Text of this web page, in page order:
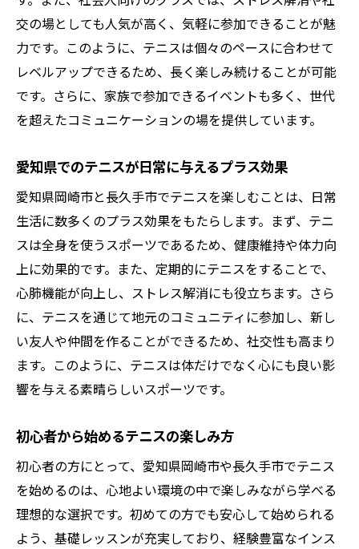
交の場としても人気が高く、気軽に参加できることが魅
力です。このように、テニスは個々のペースに合わせて
レベルアップできるため、長く楽しみ続けることが可能
です。さらに、家族で参加できるイベントも多く、世代
を超えたコミュニケーションの場を提供しています。
愛知県でのテニスが日常に与えるプラス効果
愛知県岡崎市と長久手市でテニスを楽しむことは、日常
生活に数多くのプラス効果をもたらします。まず、テニ
スは全身を使うスポーツであるため、健康維持や体力向
上に効果的です。また、定期的にテニスをすることで、
心肺機能が向上し、ストレス解消にも役立ちます。さら
に、テニスを通じて地元のコミュニティに参加し、新し
い友人や仲間を作ることができるため、社交性も高まり
ます。このように、テニスは体だけでなく心にも良い影
響を与える素晴らしいスポーツです。
初心者から始めるテニスの楽しみ方
初心者の方にとって、愛知県岡崎市や長久手市でテニス
を始めるのは、心地よい環境の中で楽しみながら学べる
理想的な選択です。初めての方でも安心して始められる
よう、基礎レッスンが充実しており、経験豊富なインス